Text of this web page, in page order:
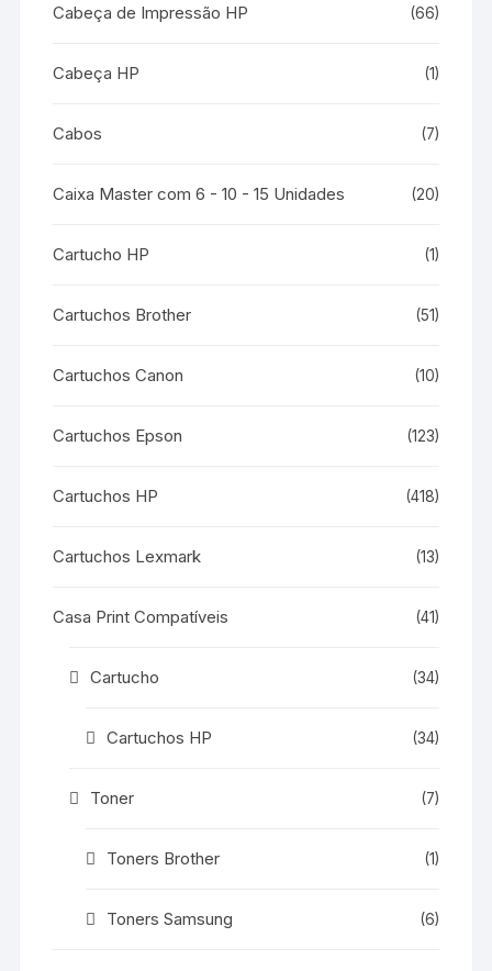
Cabeça de Impressão HP (66)
Cabeça HP (1)
Cabos (7)
Caixa Master com 6 - 10 - 15 Unidades (20)
Cartucho HP (1)
Cartuchos Brother (51)
Cartuchos Canon (10)
Cartuchos Epson (123)
Cartuchos HP (418)
Cartuchos Lexmark (13)
Casa Print Compatíveis (41)
Cartucho (34)
Cartuchos HP (34)
Toner (7)
Toners Brother (1)
Toners Samsung (6)